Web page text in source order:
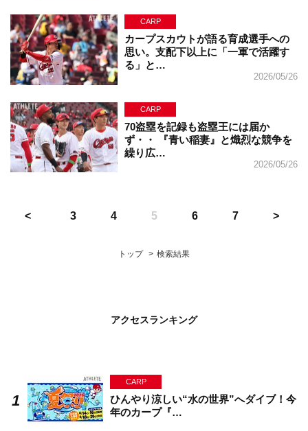
CARP
カープスカウトが語る育成選手への
思い。支配下以上に「一軍で活躍す
る」と…
2026/05/26
CARP
70盗塁を記録も盗塁王には届か
ず・・ 『青い稲妻』と熾烈な競争を
繰り広…
2026/05/26
3 4 5 6 7
トップ 検索結果
アクセスランキング
CARP
ひんやり涼しい“水の世界”へダイブ！今
年のカープ『…